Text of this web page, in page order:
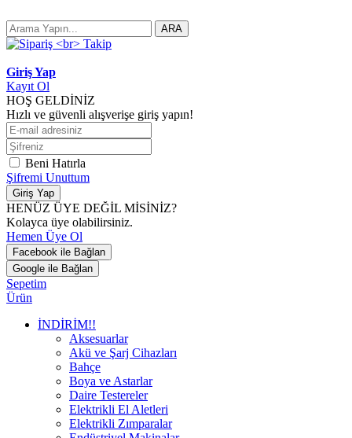
ARA
Giriş Yap
Kayıt Ol
HOŞ GELDİNİZ
Hızlı ve güvenli alışverişe giriş yapın!
Beni Hatırla
Şifremi Unuttum
Giriş Yap
HENÜZ ÜYE DEĞİL MİSİNİZ?
Kolayca üye olabilirsiniz.
Hemen Üye Ol
Facebook ile Bağlan
Google ile Bağlan
Sepetim
Ürün
İNDİRİM!!
Aksesuarlar
Akü ve Şarj Cihazları
Bahçe
Boya ve Astarlar
Daire Testereler
Elektrikli El Aletleri
Elektrikli Zımparalar